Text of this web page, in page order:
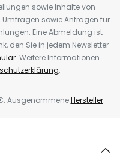
sowie Inhalte von
sowie Anfragen für
Eine Abmeldung ist
den Sie in jedem Newsletter
. Weitere Informationen
.
AusgenommeneHersteller.